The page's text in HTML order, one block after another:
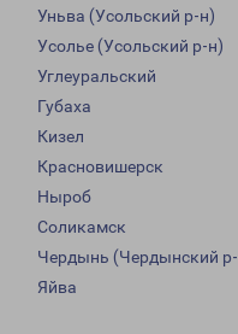
Уньва (Усольский р-н)
Усолье (Усольский р-н)
Углеуральский
Губаха
Кизел
Красновишерск
Ныроб
Соликамск
Чердынь (Чердынский
Яйва